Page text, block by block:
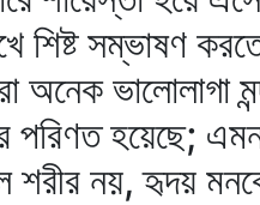
শিষ্ট সম্ভাষণ
অনেক
পরিণত হয়েছে;
নয়, হৃদয় মনকে